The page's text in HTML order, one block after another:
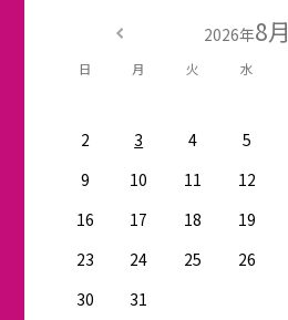
2026年8月
日 月 火 水
2
3 4 5
9
10 11 12
16
17 18 19
23
24 25 26
30
31